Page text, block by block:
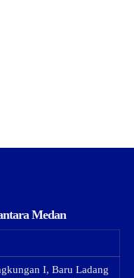
Medan
I, Baru Ladang